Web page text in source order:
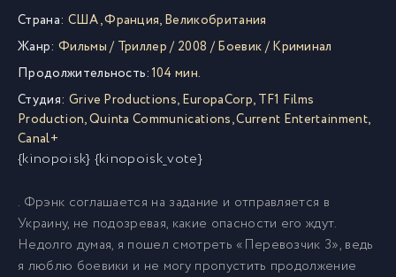
Страна: США,Франция,Великобритания
Жанр: Фильмы/ Триллер/ 2008 /Боевик/Криминал
Продолжительность:104 мин.
Студия: Grive Productions,EuropaCorp,TF1 Films
Production,Quinta Communications,Current Entertainment,
Canal+
{kinopoisk} {kinopoisk_vote}
. Фрэнк соглашается на задание и отправляется в
Украину, не подозревая, какие опасности его ждут.
Недолго думая, я пошел смотреть «Перевозчик 3», ведь
я люблю боевики и не могу пропустить продолжение